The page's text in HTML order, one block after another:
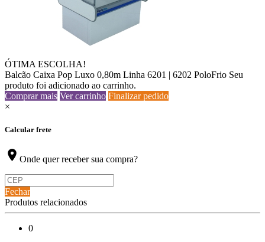
ÓTIMA ESCOLHA!
Balcão Caixa Pop Luxo 0,80m Linha 6201 | 6202 PoloFrio Seu
produto foi adicionado ao carrinho.
Comprar mais Ver carrinho Finalizar pedido
×
Calcular frete
location_on Onde quer receber sua compra?
Fechar
Produtos relacionados
0